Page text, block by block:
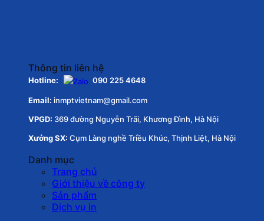
Thông tin liên hệ
Hotline: 090 225 4648
Email: inmptvietnam@gmail.com
VPGD: 369 đường Nguyễn Trãi, Khương Đình, Hà Nội
Xưởng SX: Cụm Làng nghề Triều Khúc, Thịnh Liệt, Hà Nội
Danh mục
Trang chủ
Giới thiệu về công ty
Sản phẩm
Dịch vụ in